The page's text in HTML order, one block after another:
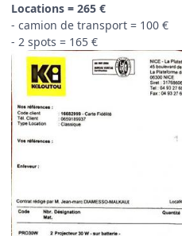
Locations = 265 €
- camion de transport = 100 €
- 2 spots = 165 €